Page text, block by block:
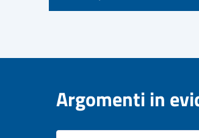
Argomenti in